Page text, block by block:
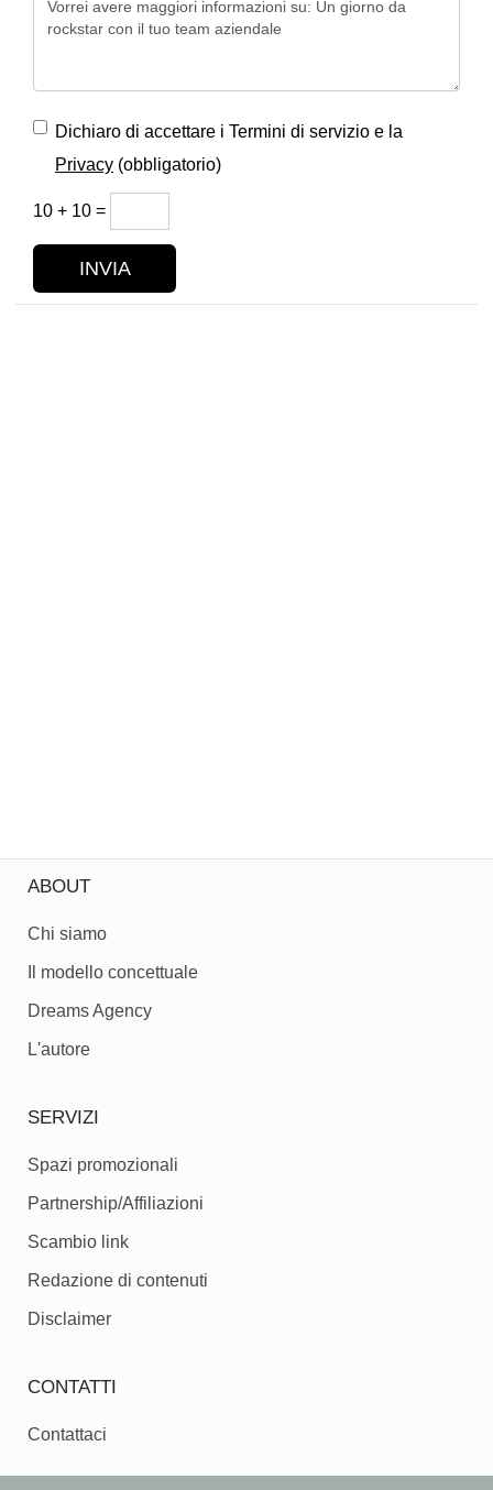
Dichiaro di accettare i Termini di servizio e la
Privacy (obbligatorio)
10 + 10 =
ABOUT
Chi siamo
Il modello concettuale
Dreams Agency
L'autore
SERVIZI
Spazi promozionali
Partnership/Affiliazioni
Scambio link
Redazione di contenuti
Disclaimer
CONTATTI
Contattaci